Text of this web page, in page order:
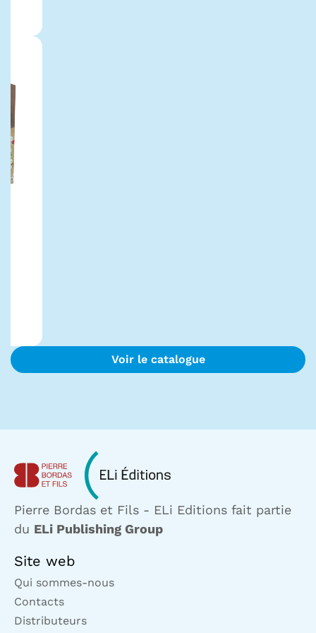
Voir le catalogue
Pierre Bordas et Fils - ELi Editions fait partie
du ELi Publishing Group
Site web
Qui sommes-nous
Contacts
Distributeurs